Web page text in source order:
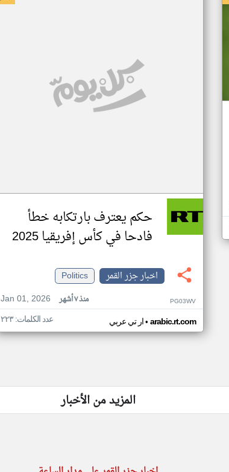
حكم يعترف بارتكابه خطأ
فادحا في كأس إفريقيا 2025
اخبار جزر القمر
Politics
Jan 01, 2026
منذ ٧ أشهر PG03WV
ار تي عربي• arabic.rt.com عدد الكلمات: ٢٢٣
المزيد من الأخبار